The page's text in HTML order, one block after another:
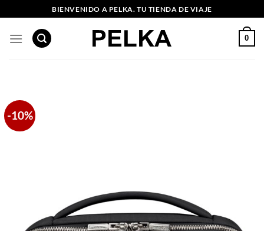
al
contenido
BIENVENIDO A PELKA. TU TIENDA DE VIAJE
0
-10%